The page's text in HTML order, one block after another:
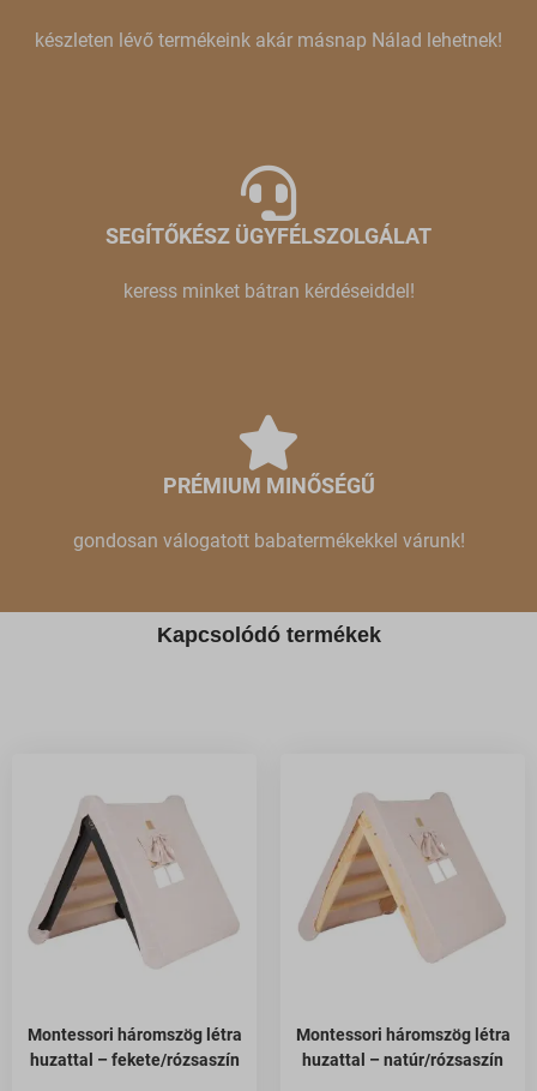
készleten lévő termékeink akár másnap Nálad lehetnek!
SEGÍTŐKÉSZ ÜGYFÉLSZOLGÁLAT
keress minket bátran kérdéseiddel!
PRÉMIUM MINŐSÉGŰ
gondosan válogatott babatermékekkel várunk!
Kapcsolódó termékek
Montessori háromszög létra
huzattal – fekete/rózsaszín
Montessori háromszög létra
huzattal – natúr/rózsaszín